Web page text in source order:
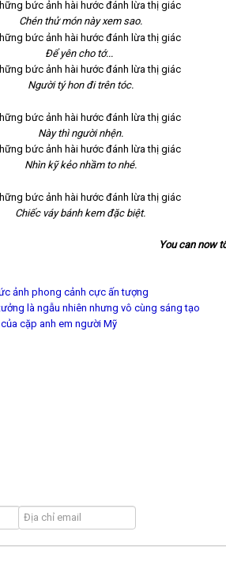
Chén thử món này xem sao.
Để yên cho tớ...
Người tý hon đi trên tóc.
Này thì người nhện.
Nhìn kỹ kẻo nhầm to nhé.
Chiếc váy bánh kem đặc biệt.
You can now
ảnh phong cảnh cực ấn tượng
là ngẫu nhiên nhưng vô cùng sáng tạo
cặp anh em người Mỹ